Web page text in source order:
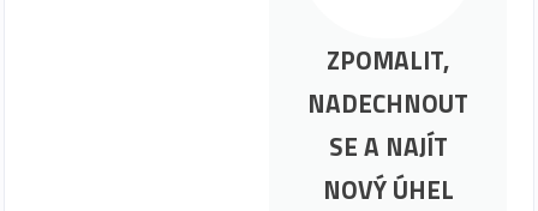
ZPOMALIT,
NADECHNOUT
SE A NAJÍT
NOVÝ ÚHEL